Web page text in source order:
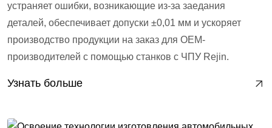
устраняет ошибки, возникающие из-за заедания
деталей, обеспечивает допуски ±0,01 мм и ускоряет
производство продукции на заказ для OEM-
производителей с помощью станков с ЧПУ Rejin.
Узнать больше